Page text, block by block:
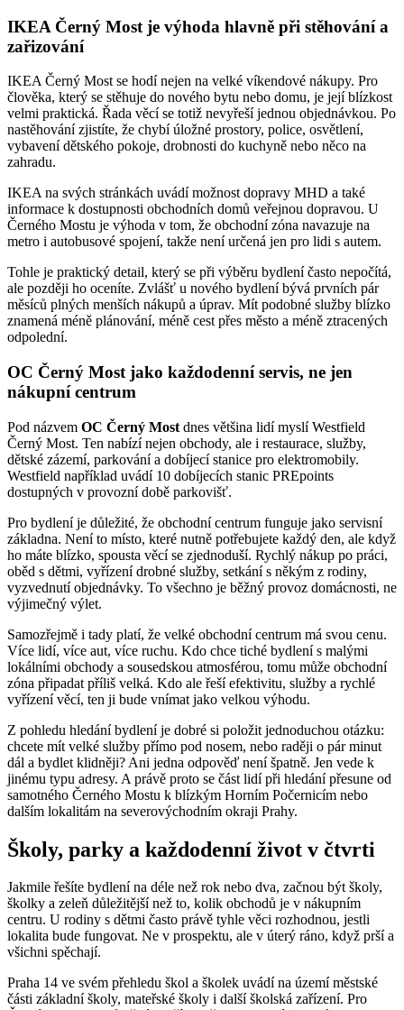
IKEA Černý Most je výhoda hlavně při stěhování a
zařizování
IKEA Černý Most se hodí nejen na velké víkendové nákupy. Pro
člověka, který se stěhuje do nového bytu nebo domu, je její blízkost
velmi praktická. Řada věcí se totiž nevyřeší jednou objednávkou. Po
nastěhování zjistíte, že chybí úložné prostory, police, osvětlení,
vybavení dětského pokoje, drobnosti do kuchyně nebo něco na
zahradu.
IKEA na svých stránkách uvádí možnost dopravy MHD a také
informace k dostupnosti obchodních domů veřejnou dopravou. U
Černého Mostu je výhoda v tom, že obchodní zóna navazuje na
metro i autobusové spojení, takže není určená jen pro lidi s autem.
Tohle je praktický detail, který se při výběru bydlení často nepočítá,
ale později ho oceníte. Zvlášť u nového bydlení bývá prvních pár
měsíců plných menších nákupů a úprav. Mít podobné služby blízko
znamená méně plánování, méně cest přes město a méně ztracených
odpolední.
OC Černý Most jako každodenní servis, ne jen
nákupní centrum
Pod názvem OC Černý Most dnes většina lidí myslí Westfield
Černý Most. Ten nabízí nejen obchody, ale i restaurace, služby,
dětské zázemí, parkování a dobíjecí stanice pro elektromobily.
Westfield například uvádí 10 dobíjecích stanic PREpoints
dostupných v provozní době parkovišť.
Pro bydlení je důležité, že obchodní centrum funguje jako servisní
základna. Není to místo, které nutně potřebujete každý den, ale když
ho máte blízko, spousta věcí se zjednoduší. Rychlý nákup po práci,
oběd s dětmi, vyřízení drobné služby, setkání s někým z rodiny,
vyzvednutí objednávky. To všechno je běžný provoz domácnosti, ne
výjimečný výlet.
Samozřejmě i tady platí, že velké obchodní centrum má svou cenu.
Více lidí, více aut, více ruchu. Kdo chce tiché bydlení s malými
lokálními obchody a sousedskou atmosférou, tomu může obchodní
zóna připadat příliš velká. Kdo ale řeší efektivitu, služby a rychlé
vyřízení věcí, ten ji bude vnímat jako velkou výhodu.
Z pohledu hledání bydlení je dobré si položit jednoduchou otázku:
chcete mít velké služby přímo pod nosem, nebo raději o pár minut
dál a bydlet klidněji? Ani jedna odpověď není špatně. Jen vede k
jinému typu adresy. A právě proto se část lidí při hledání přesune od
samotného Černého Mostu k blízkým Horním Počernicím nebo
dalším lokalitám na severovýchodním okraji Prahy.
Školy, parky a každodenní život v čtvrti
Jakmile řešíte bydlení na déle než rok nebo dva, začnou být školy,
školky a zeleň důležitější než to, kolik obchodů je v nákupním
centru. U rodiny s dětmi často právě tyhle věci rozhodnou, jestli
lokalita bude fungovat. Ne v prospektu, ale v úterý ráno, když prší a
všichni spěchají.
Praha 14 ve svém přehledu škol a školek uvádí na území městské
části základní školy, mateřské školy i další školská zařízení. Pro